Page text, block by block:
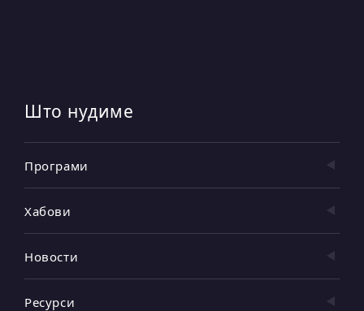
Што нудиме
Програми
Хабови
Новости
Ресурси